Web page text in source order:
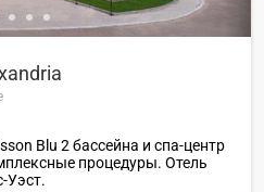
Blu 2 бассейна и спа-центр
процедуры. Отель
Уэст.